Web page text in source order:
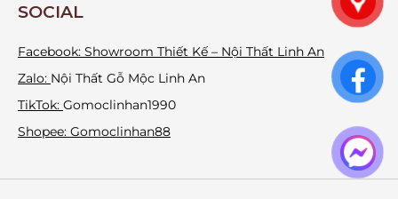
SOCIAL
Facebook: Showroom Thiết Kế – Nội Thất Linh An
Zalo: Nội Thất Gỗ Mộc Linh An
TikTok: Gomoclinhan1990
Shopee: Gomoclinhan88